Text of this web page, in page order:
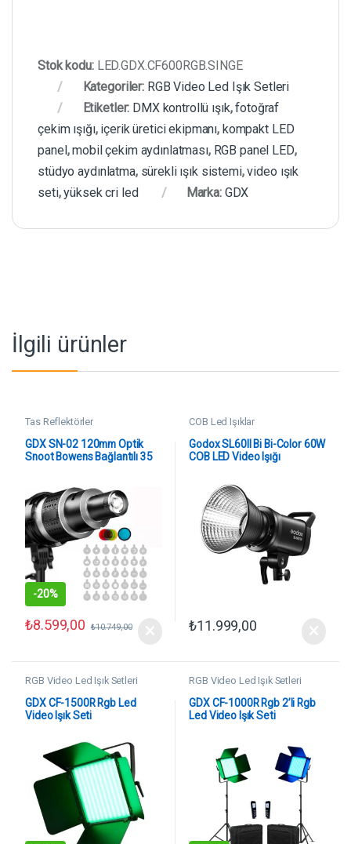
Stok kodu: LED.GDX.CF600RGB.SINGE
Kategoriler: RGB Video Led Işık Setleri
Etiketler: DMX kontrollü ışık,fotoğraf
çekim ışığı, içerik üretici ekipmanı, kompakt LED
panel,mobil çekim aydınlatması, RGB panel LED,
stüdyo aydınlatma, sürekli ışık sistemi,video ışık
seti,yüksek cri led Marka: GDX
İlgili ürünler
Tas Reflektörler
GDX SN-02 120mm Optik
Snoot Bowens Bağlantılı 35
-20%
₺8.599,00 ₺10.749,00
COB Led Işıklar
Godox SL60II Bi Bi-Color 60W
COB LED Video Işığı
₺11.999,00
RGB Video Led Işık Setleri
GDX CF-1500R Rgb Led
Video Işık Seti
RGB Video Led Işık Setleri
GDX CF-1000R Rgb 2’li Rgb
Led Video Işık Seti